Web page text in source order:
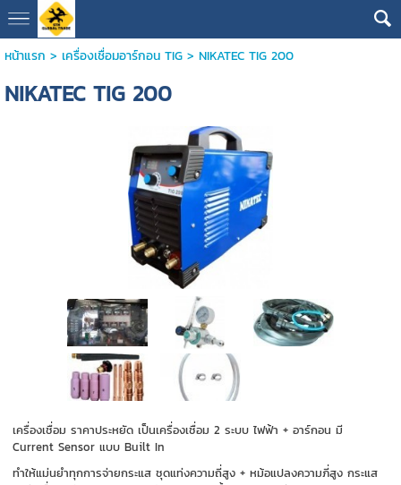
หน้าแรก > เครื่องเชื่อมอาร์กอน TIG> NIKATEC TIG 200
NIKATEC TIG 200
เครื่องเชื่อม ราคาประหยัด เป็นเครื่องเชื่อม 2 ระบบ ไฟฟ้า + อาร์กอน มี
Current Sensor แบบ Built In
ทำให้แม่นยำทุกการจ่ายกระแส ชุดแท่งความถี่สูง + หม้อแปลงความภี่สูง กระแส